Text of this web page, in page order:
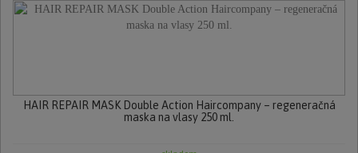
HAIR REPAIR MASK Double Action Haircompany – regeneračná
maska na vlasy 250 ml.